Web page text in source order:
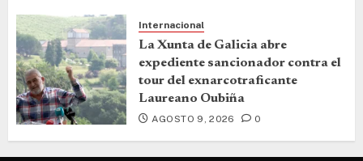
Internacional
La Xunta de Galicia abre
expediente sancionador contra el
tour del exnarcotraficante
Laureano Oubiña
AGOSTO 9, 2026 0